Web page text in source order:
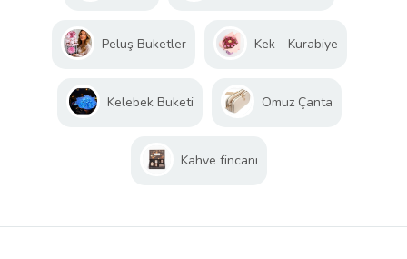
Peluş Buketler Kek - Kurabiye
Kelebek Buketi Omuz Çanta
Kahve fincanı